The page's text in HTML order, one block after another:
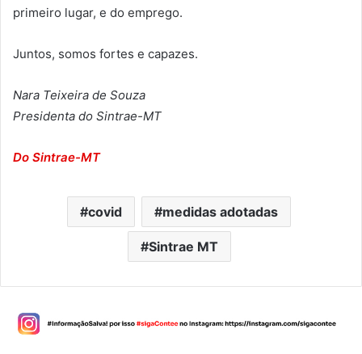
primeiro lugar, e do emprego.
Juntos, somos fortes e capazes.
Nara Teixeira de Souza
Presidenta do Sintrae-MT
Do Sintrae-MT
covid medidas adotadas
Sintrae MT